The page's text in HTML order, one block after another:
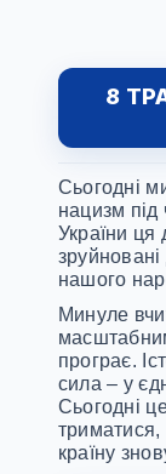
8
Сьогодні
нацизм під
України ця
зруйновані
нашого
Минуле
програє.
сила – у
Сьогодні
країну